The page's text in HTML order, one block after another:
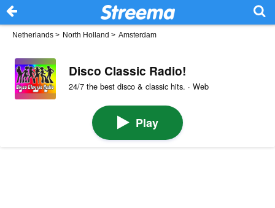
Netherlands > North Holland > Amsterdam
Disco Classic Radio!
24/7 the best disco & classic hits. · Web
Play